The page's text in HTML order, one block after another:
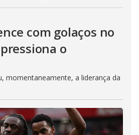
com golaços no
o
momentaneamente, a liderança da